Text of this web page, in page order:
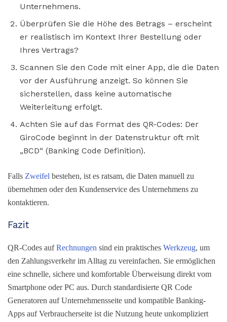
Unternehmens.
Überprüfen Sie die Höhe des Betrags – erscheint
er realistisch im Kontext Ihrer Bestellung oder
Ihres Vertrags?
Scannen Sie den Code mit einer App, die die Daten
vor der Ausführung anzeigt. So können Sie
sicherstellen, dass keine automatische
Weiterleitung erfolgt.
Achten Sie auf das Format des QR-Codes: Der
GiroCode beginnt in der Datenstruktur oft mit
„BCD“ (Banking Code Definition).
Falls Zweifel bestehen, ist es ratsam, die Daten manuell zu
übernehmen oder den Kundenservice des Unternehmens zu
kontaktieren.
Fazit
QR-Codes aufRechnungen sind ein praktisches Werkzeug, um
den Zahlungsverkehr im Alltag zu vereinfachen. Sie ermöglichen
eine schnelle, sichere und komfortable Überweisung direkt vom
Smartphone oder PC aus. Durch standardisierte QR Code
Generatoren auf Unternehmensseite und kompatible Banking-
Apps auf Verbraucherseite ist die Nutzung heute unkompliziert